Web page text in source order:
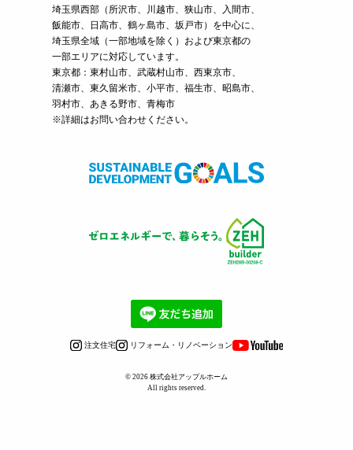
埼玉県西部（ 所沢市、 川越市、狭山市、入間市、
飯能市、日高市、鶴ヶ島市、坂戸市）を中心に、
埼玉県全域（一部地域を除く）および東京都の
一部エリアに対応しています。
東京都：東村山市、武蔵村山市、西東京市、
清瀬市、東久留米市、小平市、福生市、昭島市、
羽村市、あきる野市、青梅市
※詳細はお問い合わせください。
注文住宅 リフォーム・リノベーション
© 2026 株式会社アップルホーム
All rights reserved.